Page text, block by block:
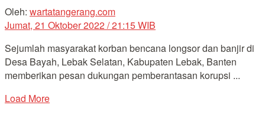
Oleh: wartatangerang.com
Jumat, 21 Oktober 2022 / 21:15 WIB
Sejumlah masyarakat korban bencana longsor dan banjir di
Desa Bayah, Lebak Selatan, Kabupaten Lebak, Banten
memberikan pesan dukungan pemberantasan korupsi ...
Load More